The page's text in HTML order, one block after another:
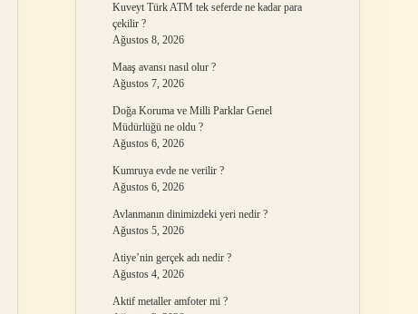
Kuveyt Türk ATM tek seferde ne kadar para
çekilir ?
Ağustos 8, 2026
Maaş avansı nasıl olur ?
Ağustos 7, 2026
Doğa Koruma ve Milli Parklar Genel
Müdürlüğü ne oldu ?
Ağustos 6, 2026
Kumruya evde ne verilir ?
Ağustos 6, 2026
Avlanmanın dinimizdeki yeri nedir ?
Ağustos 5, 2026
Atiye’nin gerçek adı nedir ?
Ağustos 4, 2026
Aktif metaller amfoter mi ?